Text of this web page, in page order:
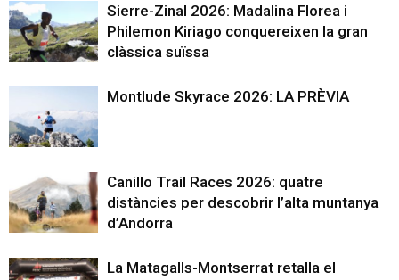
Sierre-Zinal 2026: Madalina Florea i
Philemon Kiriago conquereixen la gran
clàssica suïssa
Montlude Skyrace 2026: LA PRÈVIA
Canillo Trail Races 2026: quatre
distàncies per descobrir l’alta muntanya
d’Andorra
La Matagalls-Montserrat retalla el